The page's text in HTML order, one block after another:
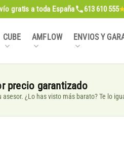
gratis a toda España 613 610 555
CUBE AMFLOW ENVIOS Y
precio garantizado
asesor. ¿Lo has visto más barato? Te lo